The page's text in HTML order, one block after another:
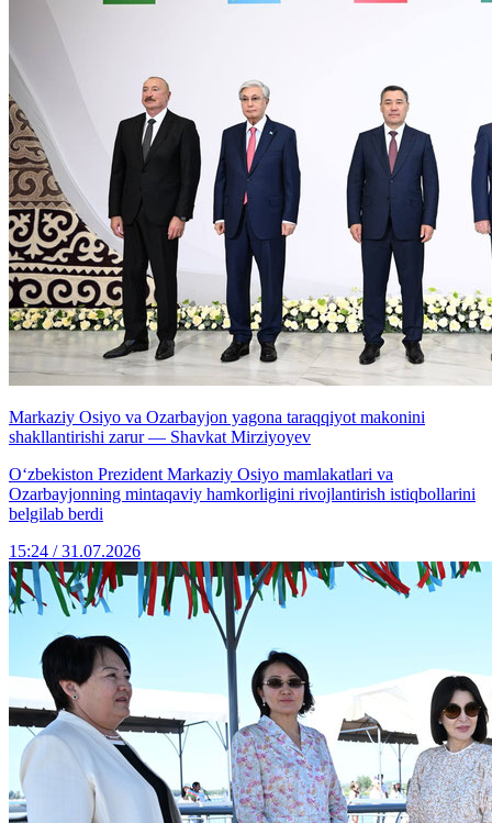
Markaziy Osiyo va Ozarbayjon yagona taraqqiyot makonini
shakllantirishi zarur — Shavkat Mirziyoyev
Oʻzbekiston Prezident Markaziy Osiyo mamlakatlari va
Ozarbayjonning mintaqaviy hamkorligini rivojlantirish istiqbollarini
belgilab berdi
15:24 / 31.07.2026